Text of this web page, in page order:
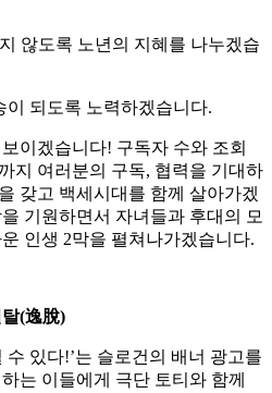
않도록 노년의 지혜를 나누겠습
되도록 노력하겠습니다.
이겠습니다! 구독자 수와 조회
지 여러분의 구독, 협력을 기대하
갖고 백세시대를 함께 살아가겠
기원하면서 자녀들과 후대의 모
인생 2막을 펼쳐나가겠습니다.
(逸脫)
수 있다!’는 슬로건의 배너 광고를
는 이들에게 극단 토티와 함께